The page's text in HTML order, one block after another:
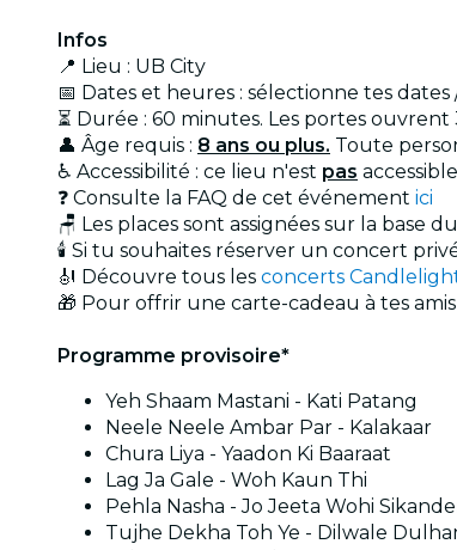
Infos
📍 Lieu : UB City
📅 Dates et heures : sélectionne tes
⏳ Durée : 60 minutes. Les portes
👤 Âge requis : 8 ans ou plus. Toute
♿ Accessibilité : ce lieu n'est pas
❓ Consulte la FAQ de cet événement ici
🪑 Les places sont assignées sur la base
🕯️ Si tu souhaites réserver un concert
🎻 Découvre tous les concerts
🎁 Pour offrir une carte-cadeau à tes
Programme provisoire*
Yeh Shaam Mastani - Kati Patang
Neele Neele Ambar Par - Kalakaar
Chura Liya - Yaadon Ki Baaraat
Lag Ja Gale - Woh Kaun Thi
Pehla Nasha - Jo Jeeta Wohi
Tujhe Dekha Toh Ye - Dilwale